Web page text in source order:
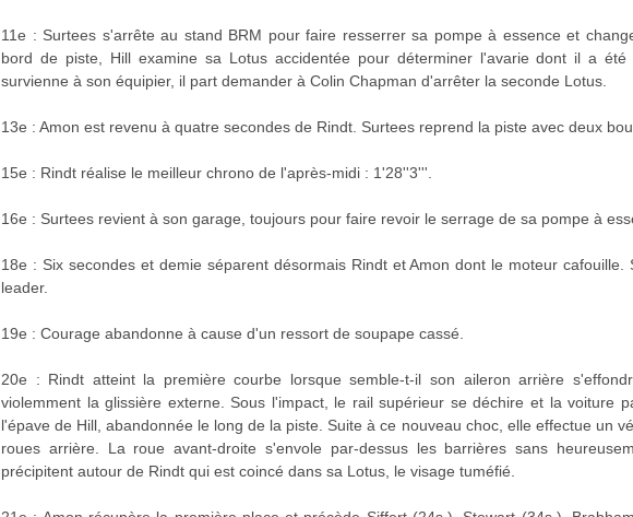
11e : Surtees s'arrête au stand BRM pour faire resserrer sa pompe à essence et
bord de piste, Hill examine sa Lotus accidentée pour déterminer l'avarie dont il a
survienne à son équipier, il part demander à Colin Chapman d'arrêter la seconde Lotus.
13e : Amon est revenu à quatre secondes de Rindt. Surtees reprend la piste avec deux
15e : Rindt réalise le meilleur chrono de l'après-midi : 1'28''3'''.
16e : Surtees revient à son garage, toujours pour faire revoir le serrage de sa pompe à
18e : Six secondes et demie séparent désormais Rindt et Amon dont le moteur
leader.
19e : Courage abandonne à cause d'un ressort de soupape cassé.
20e : Rindt atteint la première courbe lorsque semble-t-il son aileron arrière
violemment la glissière externe. Sous l'impact, le rail supérieur se déchire et la voiture
l'épave de Hill, abandonnée le long de la piste. Suite à ce nouveau choc, elle effectue un
roues arrière. La roue avant-droite s'envole par-dessus les barrières sans
précipitent autour de Rindt qui est coincé dans sa Lotus, le visage tuméfié.